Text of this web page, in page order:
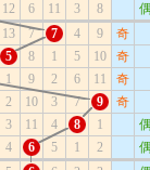
12 6 11 3 8
13 7 7 4 9
奇
5 8 1 5 10
奇
1 9 2 6 11
奇
2 10 3 7 9
奇
3 11 4 8 1
4 6 5 1 2